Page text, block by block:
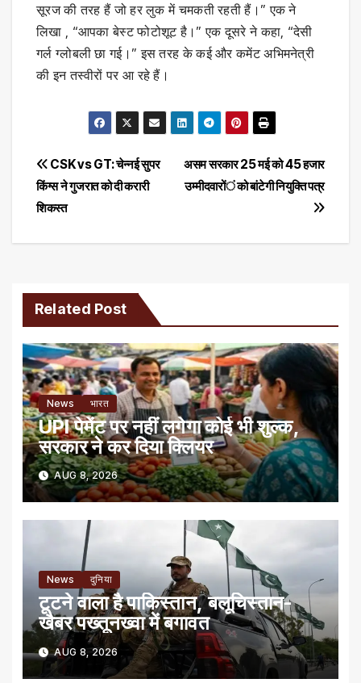
सूरज की तरह हैं जो हर लुक में चमकती रहती हैं।” एक ने
लिखा , “आपका बेस्ट फोटोशूट है।” एक दूसरे ने कहा, “देसी
गर्ल ग्लोबली छा गई।” इस तरह के कई और कमेंट अभिमनेत्री
की इन तस्वीरों पर आ रहे हैं।
Post
navigation
असम सरकार 25 मई को 45 हजार
उम्मीदवारों को बांटेगी नियुक्ति पत्र
CSK vs GT: चेन्नई सुपर
किंग्स ने गुजरात को दी करारी
शिकस्त
Related Post
News भारत
UPI पेमेंट पर नहीं लगेगा कोई भी शुल्क,
सरकार ने कर दिया क्लियर
AUG 8, 2026
News दुनिया
टूटने वाला है पाकिस्तान, बलूचिस्तान-
खैबर पख्तूनख्वा में बगावत
AUG 8, 2026